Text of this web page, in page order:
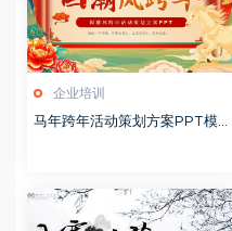
企业培训
马年跨年活动策划方案PPT模